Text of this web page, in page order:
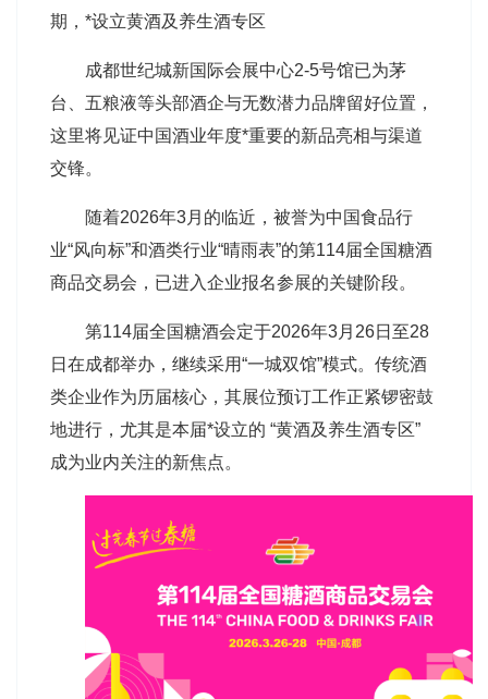
期，*设立黄酒及养生酒专区
成都世纪城新国际会展中心2-5号馆已为茅
台、五粮液等头部酒企与无数潜力品牌留好位置，
这里将见证中国酒业年度*重要的新品亮相与渠道
交锋。
随着2026年3月的临近，被誉为中国食品行
业“风向标”和酒类行业“晴雨表”的第114届全国糖酒
商品交易会 ，已进入企业报名参展的关键阶段。
第114届全国糖酒会定于2026年3月26日至28
日在成都举办，继续采用“一城双馆”模式。传统酒
类企业作为历届核心，其展位预订工作正紧锣密鼓
地进行，尤其是本届*设立的 “黄酒及养生酒专区”
成为业内关注的新焦点。